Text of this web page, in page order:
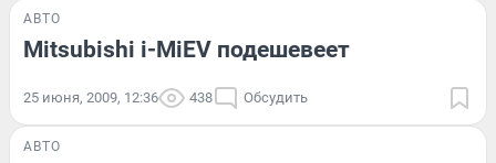
АВТО
Mitsubishi i-MiEV подешевеет
25 июня, 2009, 12:36 438 Обсудить
АВТО